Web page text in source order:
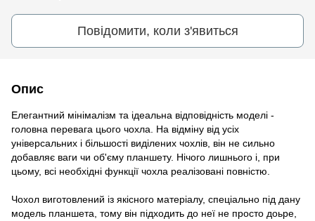
Повідомити, коли з'явиться
Опис
Елегантний мінімалізм та ідеальна відповідність моделі -
головна перевага цього чохла. На відміну від усіх
універсальних і більшості виділених чохлів, він не сильно
добавляє ваги чи об'єму планшету. Нічого лишнього і, при
цьому, всі необхідні функції чохла реалізовані повністю.
Чохол виготовлений із якісного матеріалу, спеціально під дану
модель планшета, тому він підходить до неї не просто доьре,